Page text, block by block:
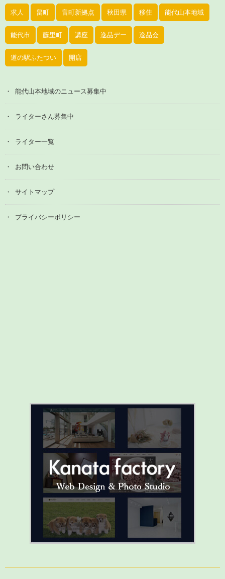
求人 畠町 畠町新拠点 秋田県 移住 能代山本地域
能代市 藤里町 講座 逸品デー 逸品会
道の駅ふたつい 開店
能代山本地域のニュース募集中
ライターさん募集中
ライター一覧
お問い合わせ
サイトマップ
プライバシーポリシー